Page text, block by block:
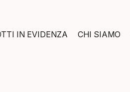
IN EVIDENZA CHI SIAMO